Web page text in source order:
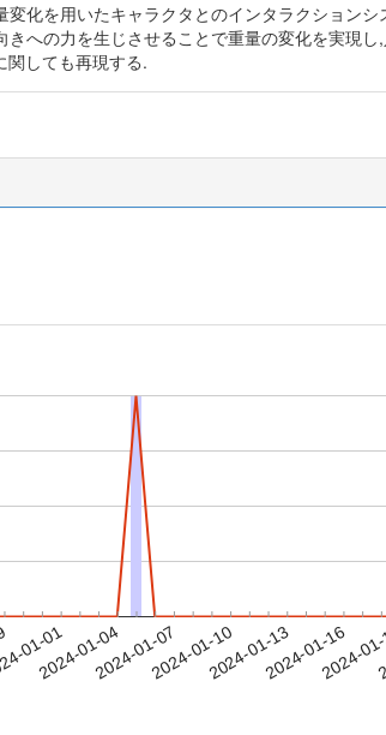
化を用いたキャラクタとのインタラクション
への力を生じさせることで重量の変化を実現
関しても再現する.
01-01
2024-01-042024-01-072024-01-102024-01-132024-01-16
2024-